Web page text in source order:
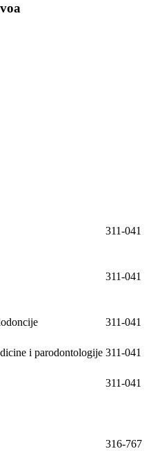
311-041
311-041
311-041
i parodontologije 311-041
311-041
316-767